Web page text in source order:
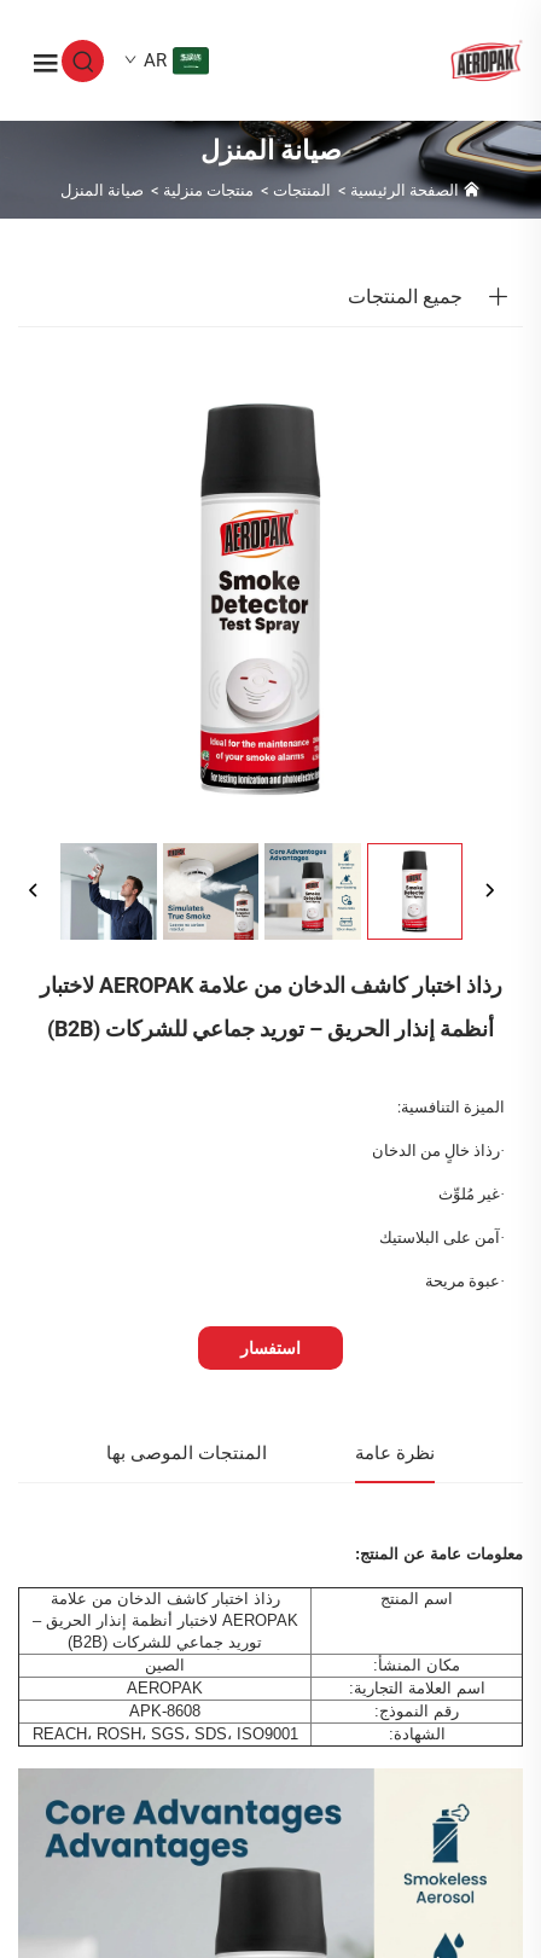
AR
صيانة المنزل
الصفحة الرئيسية > المنتجات > منتجات منزلية > صيانة المنزل
جميع المنتجات
رذاذ اختبار كاشف الدخان من علامة AEROPAK لاختبار
أنظمة إنذار الحريق – توريد جماعي للشركات (B2B)
الميزة التنافسية:
·رذاذ خالٍ من الدخان
·غير مُلوِّث
·آمن على البلاستيك
·عبوة مريحة
استفسار
نظرة عامة المنتجات الموصى بها
معلومات عامة عن المنتج:
اسم المنتج
رذاذ اختبار كاشف الدخان من علامة
AEROPAK لاختبار أنظمة إنذار الحريق –
توريد جماعي للشركات (B2B)
مكان المنشأ:
الصين
اسم العلامة التجارية:
AEROPAK
رقم النموذج:
APK-8608
الشهادة:
REACH، ROSH، SGS، SDS، ISO9001